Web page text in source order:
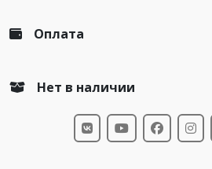
Оплата
Нет в наличии